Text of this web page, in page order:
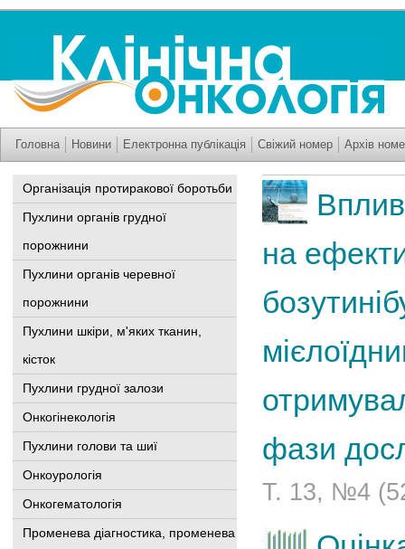
Головна Новини Електронна публікація Свіжий номер Архів
Організація протиракової боротьби
Пухлини органів грудної
порожнини
Пухлини органів черевної
порожнини
Пухлини шкіри, м'яких тканин,
кісток
Пухлини грудної залози
Онкогінекологія
Пухлини голови та шиї
Онкоурологія
Онкогематологія
Променева діагностика, променева
на
фази
Т. 13, №4